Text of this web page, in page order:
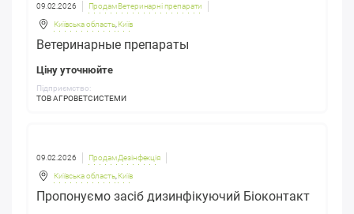
09.02.2026 Продам Ветеринарні препарати
Київська область, Київ
Ветеринарные препараты
Ціну уточнюйте
Підприємство:
ТОВ АГРОВЕТСИСТЕМИ
09.02.2026 Продам Дезінфекція
Київська область, Київ
Пропонуємо засіб дизинфікуючий Біоконтакт